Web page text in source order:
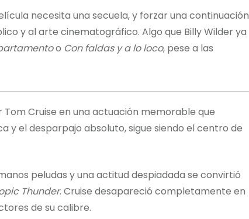
necesita una secuela, y forzar una continuación
y al arte cinematográfico. Algo que Billy Wilder ya
o Con faldas y a lo loco, pese a las
Cruise en una actuación memorable que
y el desparpajo absoluto, sigue siendo el centro de
peludas y una actitud despiadada se convirtió
Thunder. Cruise desapareció completamente en
de su calibre.